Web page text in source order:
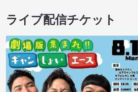
ライブ配信チケット